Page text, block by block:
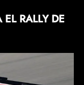
RALLY DE